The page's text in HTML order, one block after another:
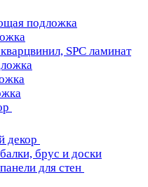
подложка
SPC ламинат
декор
брус и доски
для стен